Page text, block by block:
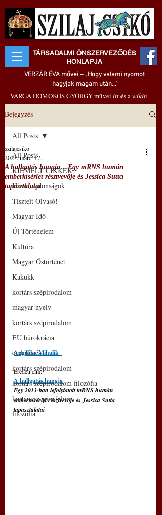
TÁRSADALMI ÖNSZERVEZŐDÉS
HONLAPJA
VERZÁR ÉVA művei – „Hogy valami nyomot
hagyjak magam után..."
VARGA DOMOKOS GYÖRGY művei ittés awikin
Bejegyzés
All Posts
KIEMELT CIKKEK
Hírek, újdonságok
Tisztelt Olvasó!
Magyar Idő
Új Történelem
Kultúra
Magyar Őstörténet
Kakukk
kortárs szépirodalom
magyar nyelv
kortárs szépirodalom
EU bürokrácia
emlékezés
kortárs szépirodalom
kortárs szépirodalom filozófia
kortárs szépirodalom
filozófia
All Posts
A hallgatás hangja – Egy mRNS humán
emberkísérlet résztvevője és Jessica Sutta
tapasztalatai
szilajcsiko
2023. márc. 17.
Angelika Mihalik
Eredeti cím:
A hallgatás hangja
Egy 2013-ban lefolytatott mRNS humán
emberkísérlet résztvevője és Jessica Sutta
tapasztalatai